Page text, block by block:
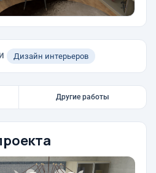
Дизайн интерьеров
Другие работы